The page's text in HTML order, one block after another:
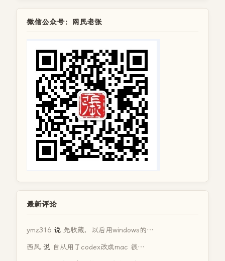
微信公众号：网民老张
最新评论
ymz316 说 先收藏，以后用windows的…
西风 说 自从用了codex改成mac 很…